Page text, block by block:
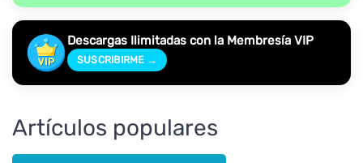
Descargas Ilimitadas con la Membresía VIP
SUSCRIBIRME →
Artículos populares